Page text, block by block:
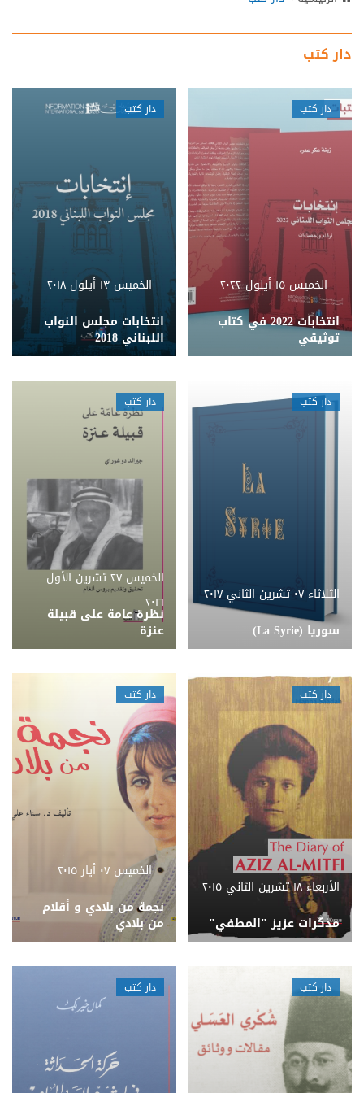
v
i
a
t
i
o
دار كتب
دار كتب
الخميس ١٥ أيلول ٢٠٢٢
انتخابات 2022 في كتاب
توثيقي
دار كتب
الخميس ١٣ أيلول ٢٠١٨
انتخابات مجلس النواب
اللبناني 2018
دار كتب
الثلاثاء ٠٧ تشرين الثاني ٢٠١٧
سوريا (La Syrie)
دار كتب
الخميس ٢٧ تشرين الأول
٢٠١٦
نظرة عامة على قبيلة
عنزة
دار كتب
الأربعاء ١٨ تشرين الثاني ٢٠١٥
​مذكّرات عزيز "المطفي"
دار كتب
الخميس ٠٧ أيار ٢٠١٥
​نجمة من بلادي و أقلام
من بلادي
دار كتب دار كتب